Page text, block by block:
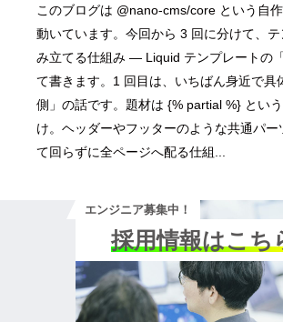
このブログは @nano-cms/core という自
動いています。今回から 3 回に分けて、
み立てる仕組み ― Liquid テンプレートの
て書きます。1 回目は、いちばん身近で具
側」の話です。題材は {% partial %} とい
け。ヘッダーやフッターのような共通パー
て回らずに全ページへ配る仕組...
エンジニア募集中！
採用情報はこち